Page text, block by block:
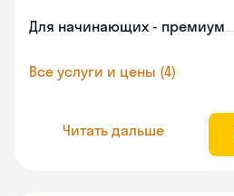
Для начинающих - премиум
Все услуги и цены (4)
Читать дальше